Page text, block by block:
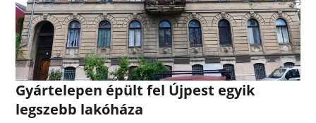
Gyártelepen épült fel Újpest egyik
legszebb lakóháza